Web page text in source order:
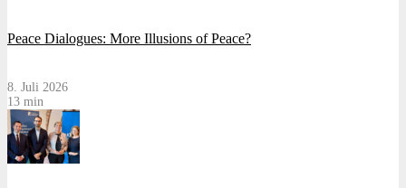
Peace Dialogues: More Illusions of Peace?
8. Juli 2026
13 min